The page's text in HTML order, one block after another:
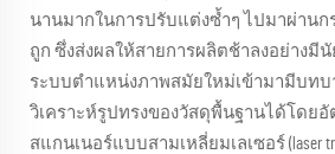
นานมากในการปรับแต่งซ้ำๆ ไปมาผ่านก
ถูก ซึ่งส่งผลให้สายการผลิตช้าลงอย่าง
ระบบตำแหน่งภาพสมัยใหม่เข้ามามีบทบ
วิเคราะห์รูปทรงของวัสดุพื้นฐานได้โดยอั
สแกนเนอร์แบบสามเหลี่ยมเลเซอร์ (laser